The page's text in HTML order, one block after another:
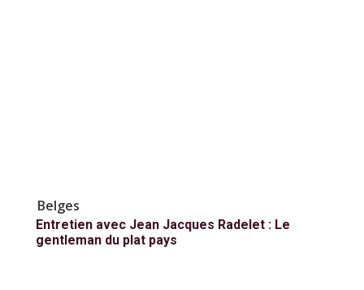
Belges
Entretien avec Jean Jacques Radelet : Le
gentleman du plat pays